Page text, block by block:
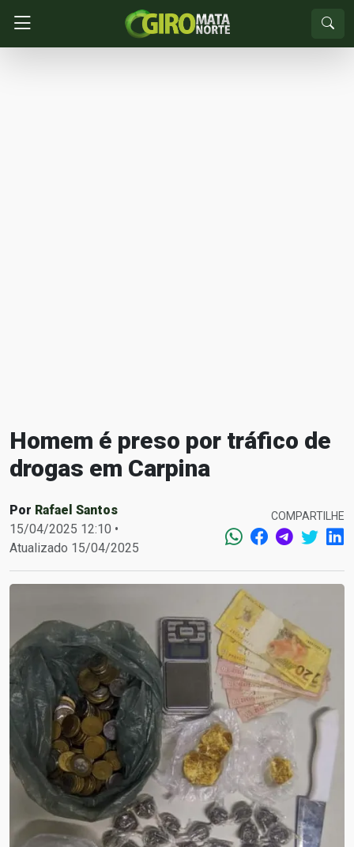
Homem é preso por tráfico de
drogas em Carpina
Por Rafael Santos
15/04/2025 12:10 •
Atualizado 15/04/2025
COMPARTILHE